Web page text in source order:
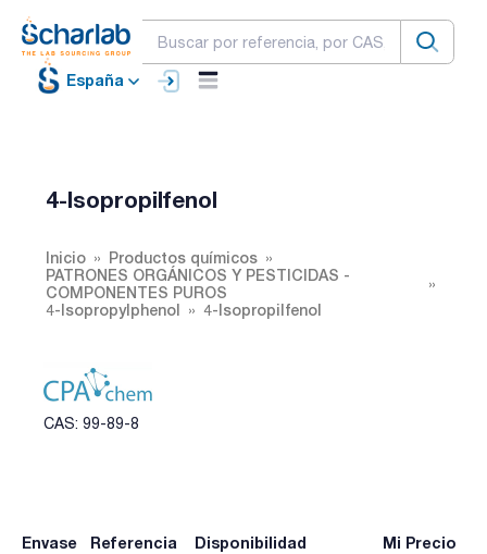
España
4-Isopropilfenol
Inicio
Productos químicos
PATRONES ORGÁNICOS Y PESTICIDAS -
COMPONENTES PUROS
4-Isopropylphenol
4-Isopropilfenol
CAS: 99-89-8
Envase Referencia Disponibilidad Mi Precio